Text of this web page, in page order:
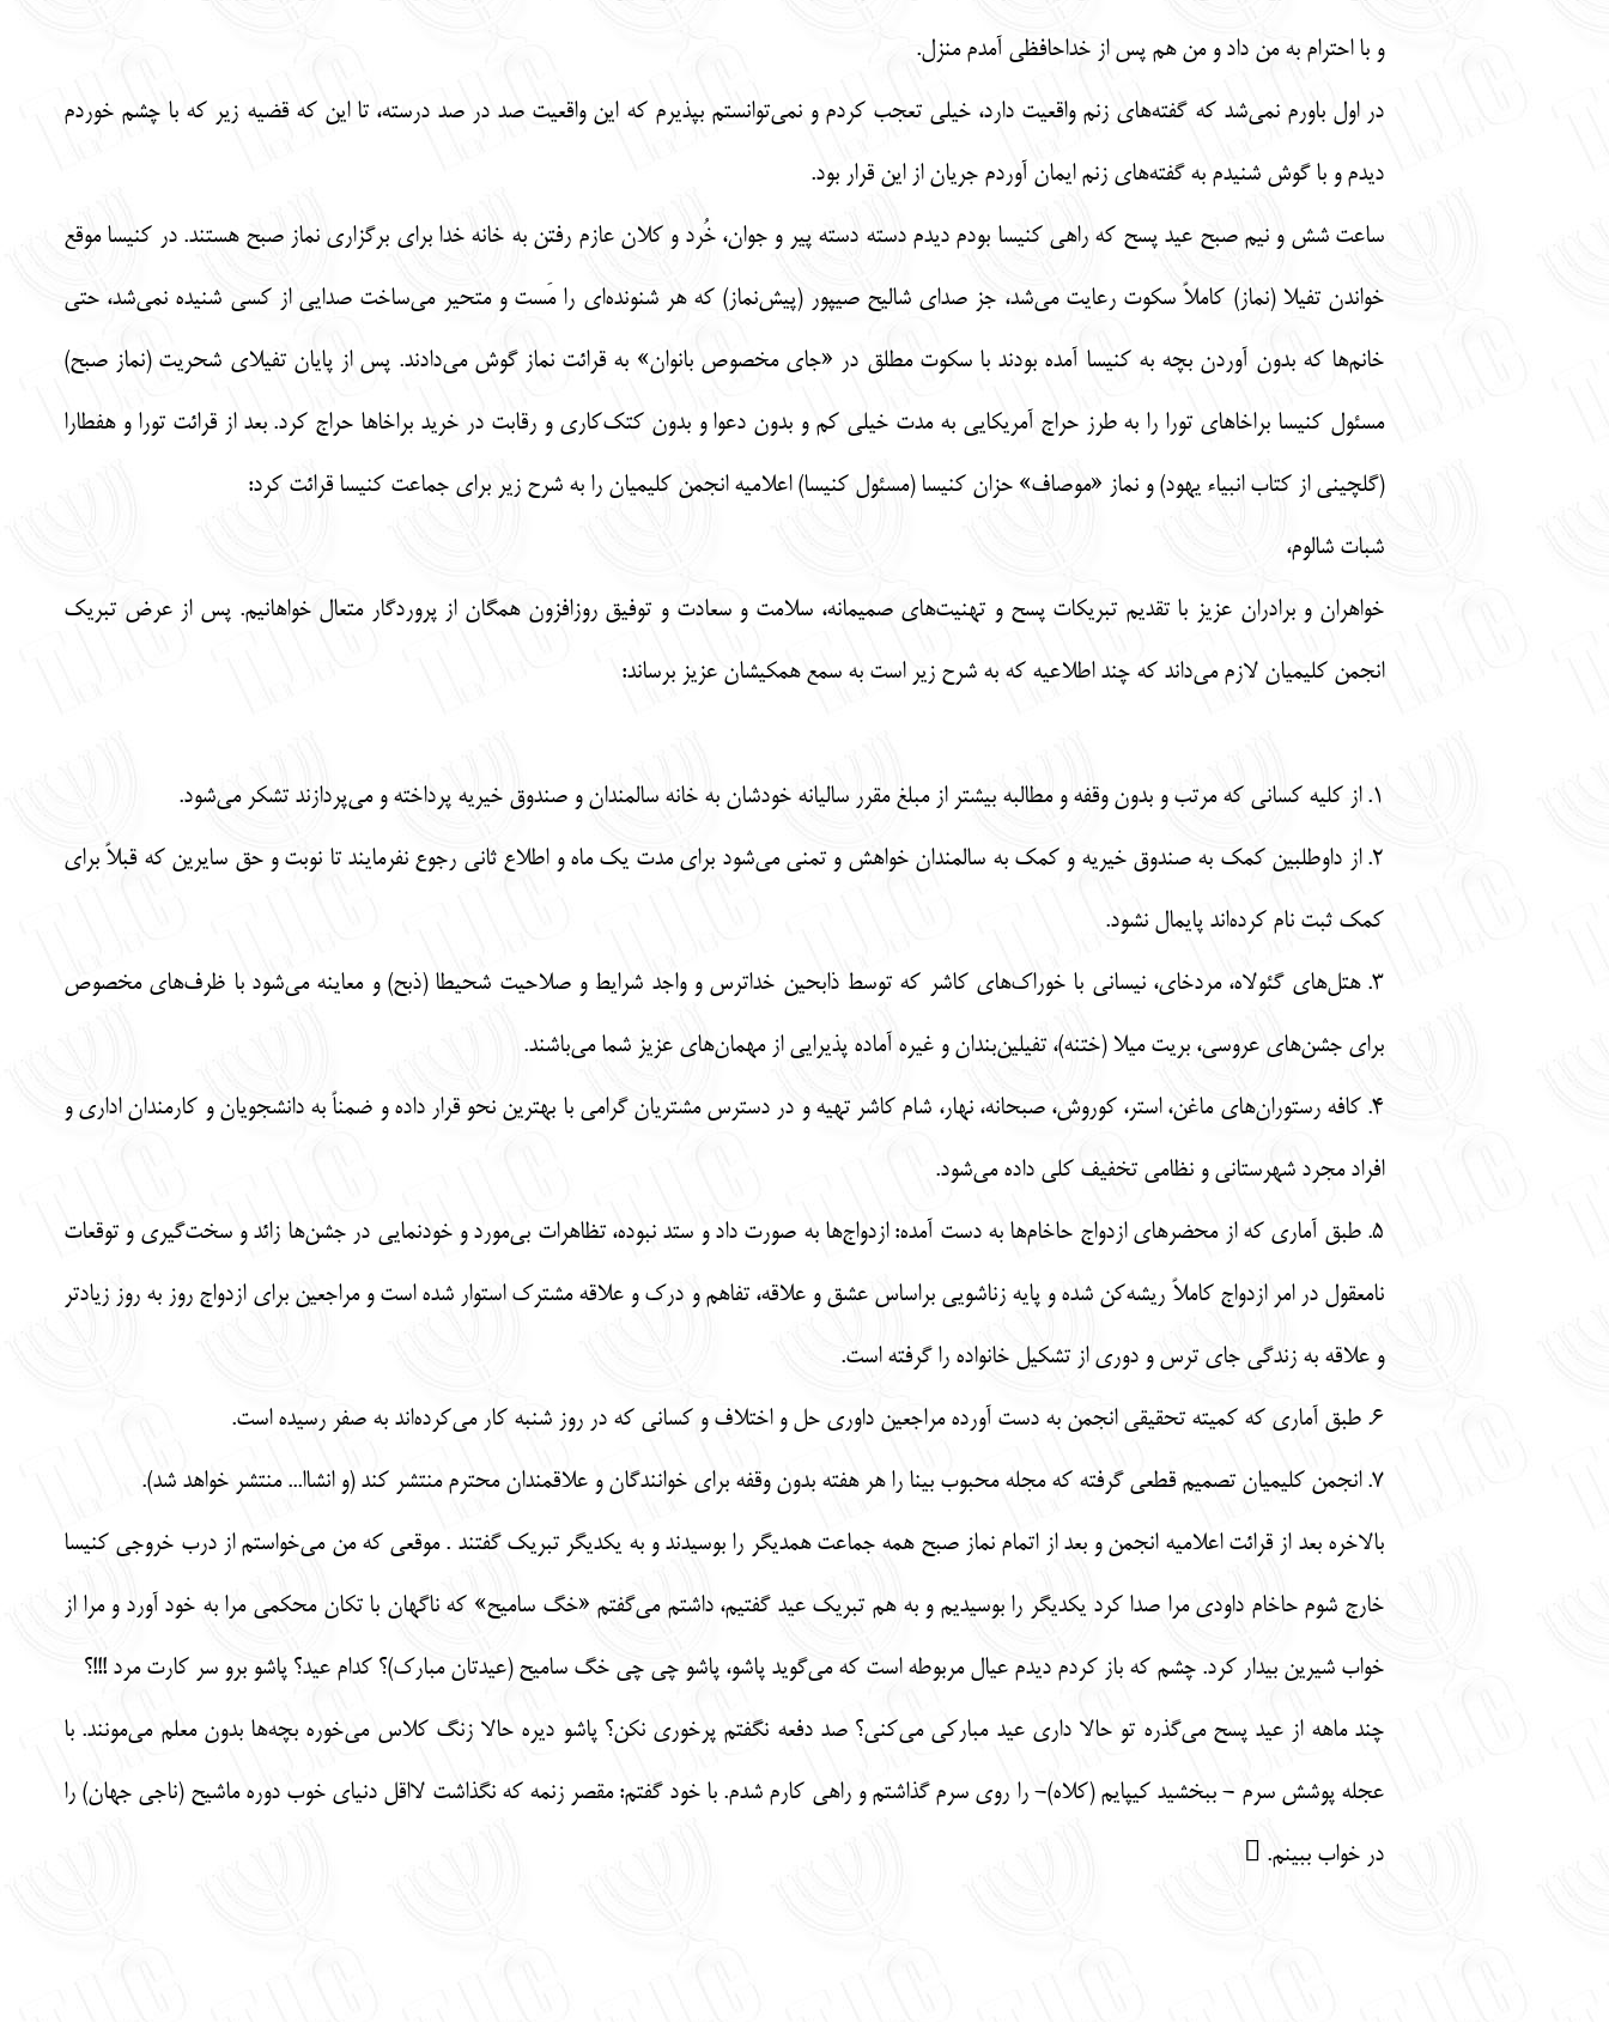
و با احترام به من داد و من هم پس از خداحافظی آمدم منزل.
در اول باورم نمی‌شد که گفته‌های زنم واقعیت دارد، خیلی تعجب کردم و نمی‌توانستم بپذیرم که این واقعیت صد در صد درسته، تا این که قضیه زیر که با چشم خوردم
دیدم و با گوش شنیدم به گفته‌های زنم ایمان آوردم جریان از این قرار بود.
ساعت شش و نیم صبح عید پسح که راهی کنیسا بودم دیدم دسته دسته پیر و جوان، خُرد و کلان عازم رفتن به خانه خدا برای برگزاری نماز صبح هستند. در کنیسا موقع
خواندن تفیلا (نماز) کاملاً سکوت رعایت می‌شد، جز صدای شالیح صیپور (پیش‌نماز) که هر شنونده‌ای را مَست و متحیر می‌ساخت صدایی از کسی شنیده نمی‌شد، حتی
خانم‌ها که بدون آوردن بچه به کنیسا آمده بودند با سکوت مطلق در «جای مخصوص بانوان» به قرائت نماز گوش می‌دادند. پس از پایان تفیلای شحریت (نماز صبح)
مسئول کنیسا براخاهای تورا را به طرز حراج آمریکایی به مدت خیلی کم و بدون دعوا و بدون کتک‌کاری و رقابت در خرید براخاها حراج کرد. بعد از قرائت تورا و هفطارا
(گلچینی از کتاب انبیاء یهود) و نماز «موصاف» حزان کنیسا (مسئول کنیسا) اعلامیه انجمن کلیمیان را به شرح زیر برای جماعت کنیسا قرائت کرد:
شبات شالوم،
خواهران و برادران عزیز با تقدیم تبریکات پسح و تهنیت‌های صمیمانه، سلامت و سعادت و توفیق روزافزون همگان از پروردگار متعال خواهانیم. پس از عرض تبریک
انجمن کلیمیان لازم می‌داند که چند اطلاعیه که به شرح زیر است به سمع همکیشان عزیز برساند:
1. از کلیه کسانی که مرتب و بدون وقفه و مطالبه بیشتر از مبلغ مقرر سالیانه خودشان به خانه سالمندان و صندوق خیریه پرداخته و می‌پردازند تشکر می‌شود.
2. از داوطلبین کمک به صندوق خیریه و کمک به سالمندان خواهش و تمنی می‌شود برای مدت یک ماه و اطلاع ثانی رجوع نفرمایند تا نوبت و حق سایرین که قبلاً برای
کمک ثبت نام کرده‌اند پایمال نشود.
3. هتل‌های گئولاه، مردخای، نیسانی با خوراک‌های کاشر که توسط ذابحین خداترس و واجد شرایط و صلاحیت شحیطا (ذبح) و معاینه می‌شود با ظرف‌های مخصوص
برای جشن‌های عروسی، بریت میلا (ختنه)، تفیلین‌بندان و غیره آماده پذیرایی از مهمان‌های عزیز شما می‌باشند.
4. کافه رستوران‌های ماغن، استر، کوروش، صبحانه، نهار، شام کاشر تهیه و در دسترس مشتریان گرامی با بهترین نحو قرار داده و ضمناً به دانشجویان و کارمندان اداری و
افراد مجرد شهرستانی و نظامی تخفیف کلی داده می‌شود.
5. طبق آماری که از محضرهای ازدواج حاخام‌ها به دست آمده: ازدواج‌ها به صورت داد و ستد نبوده، تظاهرات بی‌مورد و خودنمایی در جشن‌ها زائد و سخت‌گیری و توقعات
نامعقول در امر ازدواج کاملاً ریشه‌کن شده و پایه زناشویی براساس عشق و علاقه، تفاهم و درک و علاقه مشترک استوار شده است و مراجعین برای ازدواج روز به روز زیادتر
و علاقه به زندگی جای ترس و دوری از تشکیل خانواده را گرفته است.
6. طبق آماری که کمیته تحقیقی انجمن به دست آورده مراجعین داوری حل و اختلاف و کسانی که در روز شنبه کار می‌کرده‌اند به صفر رسیده است.
7. انجمن کلیمیان تصمیم قطعی گرفته که مجله محبوب بینا را هر هفته بدون وقفه برای خوانندگان و علاقمندان محترم منتشر کند (و انشاا... منتشر خواهد شد).
بالاخره بعد از قرائت اعلامیه انجمن و بعد از اتمام نماز صبح همه جماعت همدیگر را بوسیدند و به یکدیگر تبریک گفتند . موقعی که من می‌خواستم از درب خروجی کنیسا
خارج شوم حاخام داودی مرا صدا کرد یکدیگر را بوسیدیم و به هم تبریک عید گفتیم، داشتم می‌گفتم «خگ سامیح» که ناگهان با تکان محکمی مرا به خود آورد و مرا از
خواب شیرین بیدار کرد. چشم که باز کردم دیدم عیال مربوطه است که می‌گوید پاشو، پاشو چی چی خگ سامیح (عیدتان مبارک)؟ کدام عید؟ پاشو برو سر کارت مرد !!!؟
چند ماهه از عید پسح می‌گذره تو حالا داری عید مبارکی می‌کنی؟ صد دفعه نگفتم پرخوری نکن؟ پاشو دیره حالا زنگ کلاس می‌خوره بچه‌ها بدون معلم می‌مونند. با
عجله پوشش سرم - ببخشید کیپایم (کلاه)- را روی سرم گذاشتم و راهی کارم شدم. با خود گفتم: مقصر زنمه که نگذاشت لااقل دنیای خوب دوره ماشیح (ناجی جهان) را
در خواب ببینم. 